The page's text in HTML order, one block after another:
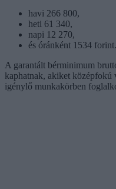
havi 266 800,
heti 61 340,
napi 12 270,
és óránként 1534 forint.
A garantált bérminimum
kaphatnak, akiket középfokú
igénylő munkakörben